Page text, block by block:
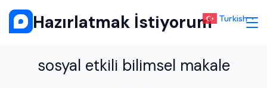
Skip
Hazırlatmak İstiyorum
sosyal etkili bilimsel makale
Turkish ▼